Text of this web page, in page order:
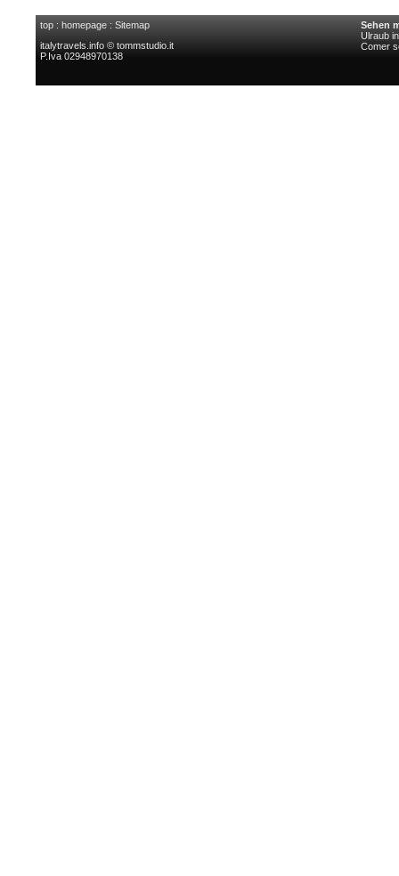
top : homepage : Sitemap
italytravels.info © tommstudio.it
P.Iva 02948970138
Sehen
Ulraub
Comer